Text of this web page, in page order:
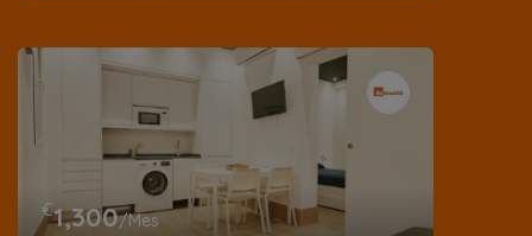
€1,300/Mes